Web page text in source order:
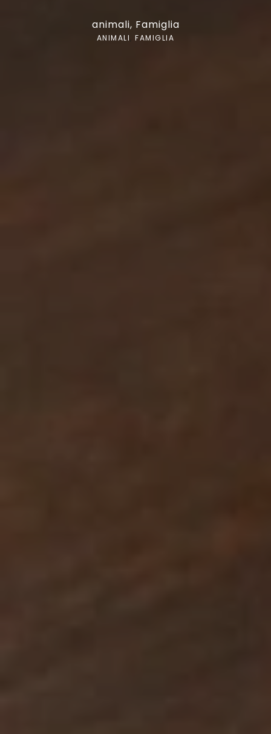
animali, Famiglia
ANIMALI ,FAMIGLIA